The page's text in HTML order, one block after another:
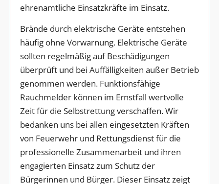
ehrenamtliche Einsatzkräfte im Einsatz.
Brände durch elektrische Geräte entstehen
häufig ohne Vorwarnung. Elektrische Geräte
sollten regelmäßig auf Beschädigungen
überprüft und bei Auffälligkeiten außer Betrieb
genommen werden. Funktionsfähige
Rauchmelder können im Ernstfall wertvolle
Zeit für die Selbstrettung verschaffen. Wir
bedanken uns bei allen eingesetzten Kräften
von Feuerwehr und Rettungsdienst für die
professionelle Zusammenarbeit und ihren
engagierten Einsatz zum Schutz der
Bürgerinnen und Bürger. Dieser Einsatz zeigt